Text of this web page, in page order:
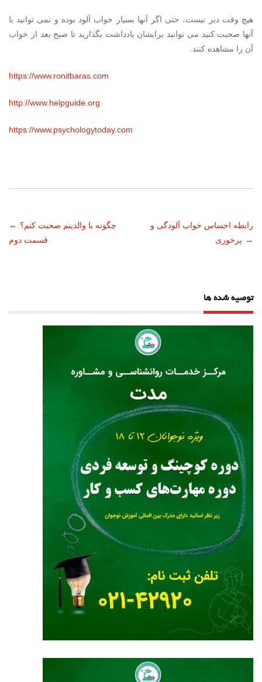
هیچ وقت دیر نیست، حتی اگر آنها بسیار خواب آلود بوده و نمی توانید با
آنها صحبت کنید می توانید برایشان یادداشت بگذارید تا صبح بعد از خواب
آن را مشاهده کنند.
https://www.ronitbaras.com
http://www.helpguide.org
https://www.psychologytoday.com
ناوبری
نوشته
← چگونه با والدینم صحبت کنم؟
قسمت دوم
رابطه احساس خواب آلودگی و
پرخوری →
توصیه شده ها